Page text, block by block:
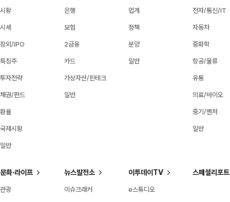
시황
시세
장외/IPO
특징주
투자전략
채권/펀드
환율
국제시황
일반
은행
보험
2금융
카드
가상자산/핀테크
일반
업계
정책
분양
일반
전자/통신/IT
자동차
중화학
항공/물류
유통
의료/바이오
중기/벤처
일반
문화·라이프
관광
뉴스발전소
이슈크래커
이투데이TV
e스튜디오
스페셜리포트